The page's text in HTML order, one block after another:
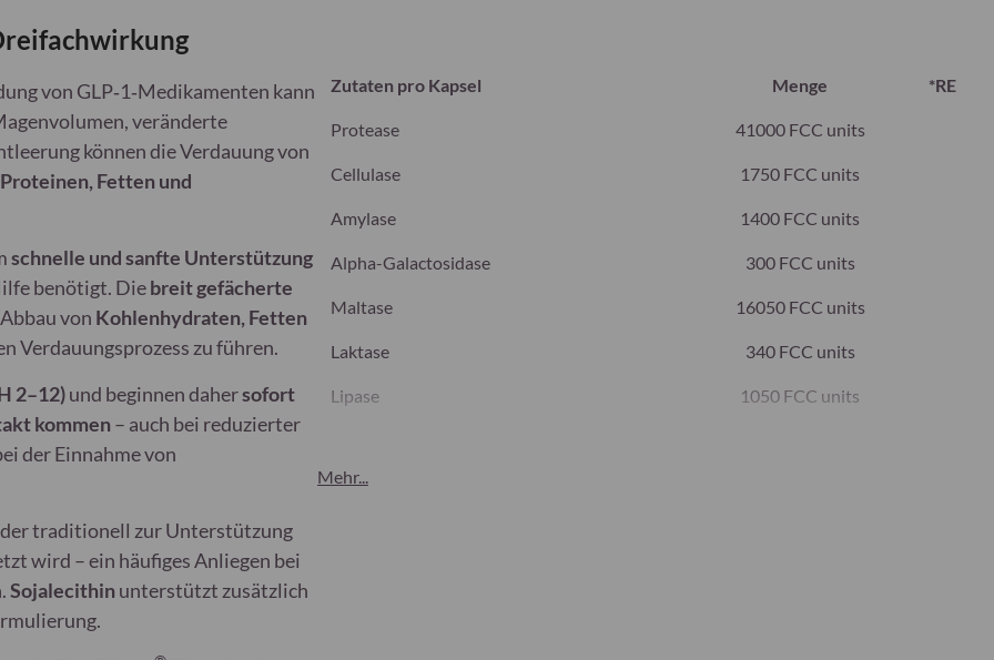
von GLP‑1‑Medikamenten kann
veränderte
können die Verdauung von
Proteinen, Fetten und
schnelle und sanfte Unterstützung
benötigt. Diebreit gefächerte
von Kohlenhydraten, Fetten
Verdauungsprozess zu führen.
2–12)und beginnen dahersofort
kommen– auch bei reduzierter
der Einnahme von
traditionell zur Unterstützung
wird – ein häufiges Anliegen bei
Sojalecithinunterstützt zusätzlich
Zutaten pro Kapsel Menge *RE
Protease 41000 FCC units
Cellulase 1750 FCC units
Amylase 1400 FCC units
Alpha-Galactosidase 300 FCC units
Maltase 16050 FCC units
Laktase 340 FCC units
Lipase 1050 FCC units
Phytase
Mehr...